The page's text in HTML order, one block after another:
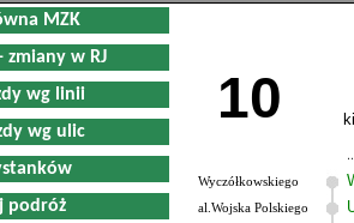
MZK
w RJ
wg linii
wg ulic
podróż
10
Wyczółkowskiego
al.Wojska Polskiego